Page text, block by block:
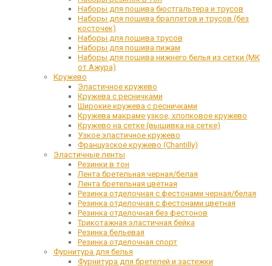
Наборы для пошива бюстгальтера и трусов
Наборы для пошива браллетов и трусов (без
косточек)
Наборы для пошива трусов
Наборы для пошива пижам
Наборы для пошива нижнего белья из сетки (МК
от Ажура)
Кружево
Эластичное кружево
Кружева с ресничками
Широкие кружева с ресничками
Кружева макраме узкое, хлопковое кружево
Кружево на сетке (вышивка на сетке)
Узкое эластичное кружево
Французское кружево (Chantilly)
Эластичные ленты
Резинки в тон
Лента бретельная черная/белая
Лента бретельная цветная
Резинка отделочная с фестонами черная/белая
Резинка отделочная с фестонами цветная
Резинка отделочная без фестонов
Трикотажная эластичная бейка
Резинка бельевая
Резинка отделочная спорт
Фурнитура для белья
Фурнитура для бретелей и застежки